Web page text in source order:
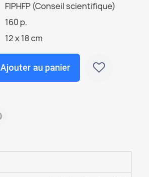
FIPHFP (Conseil scientifique)
160 p.
12 x 18 cm
Ajouter au panier